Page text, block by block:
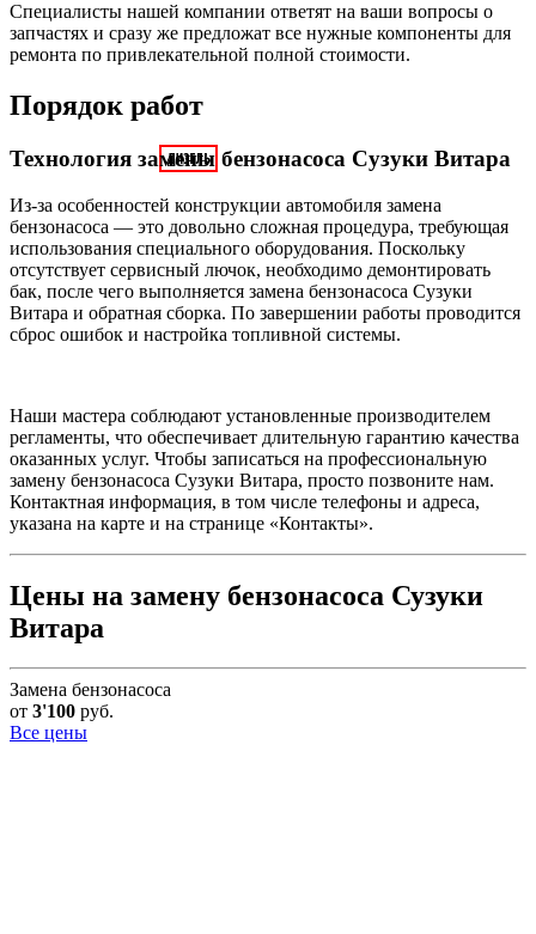
Специалисты нашей компании ответят на ваши вопросы о
запчастях и сразу же предложат все нужные компоненты для
ремонта по привлекательной полной стоимости.
Порядок работ
Технология замены бензонасоса Сузуки Витара
Из-за особенностей конструкции автомобиля замена
бензонасоса — это довольно сложная процедура, требующая
использования специального оборудования. Поскольку
отсутствует сервисный лючок, необходимо демонтировать
бак, после чего выполняется замена бензонасоса Сузуки
Витара и обратная сборка. По завершении работы проводится
сброс ошибок и настройка топливной системы.
Наши мастера соблюдают установленные производителем
регламенты, что обеспечивает длительную гарантию качества
оказанных услуг. Чтобы записаться на профессиональную
замену бензонасоса Сузуки Витара, просто позвоните нам.
Контактная информация, в том числе телефоны и адреса,
указана на карте и на странице «Контакты».
Цены на замену бензонасоса Сузуки
Витара
Замена бензонасоса
от 3'100 руб.
Все цены